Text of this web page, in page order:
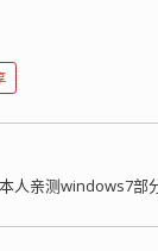
本人亲测windows7部